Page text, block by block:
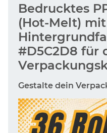
Bedrucktes
(Hot-Melt)
#D5C2D8 für
Gestalte dein